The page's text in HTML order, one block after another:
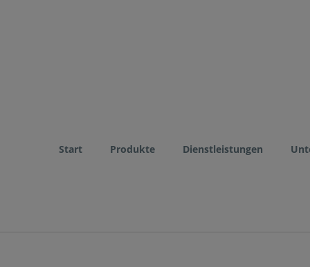
Start Produkte Dienstleistungen